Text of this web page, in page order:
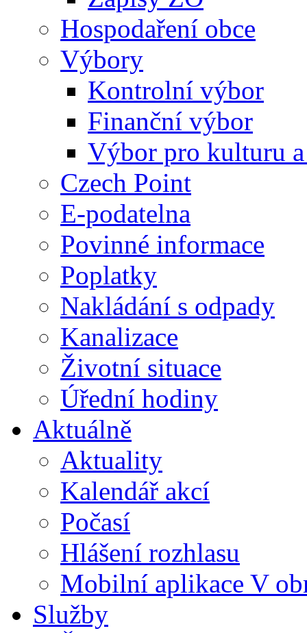
Hospodaření obce
Výbory
Kontrolní výbor
Finanční výbor
Výbor pro kulturu
Czech Point
E-podatelna
Povinné informace
Poplatky
Nakládání s odpady
Kanalizace
Životní situace
Úřední hodiny
Aktuálně
Aktuality
Kalendář akcí
Počasí
Hlášení rozhlasu
Mobilní aplikace V
Služby